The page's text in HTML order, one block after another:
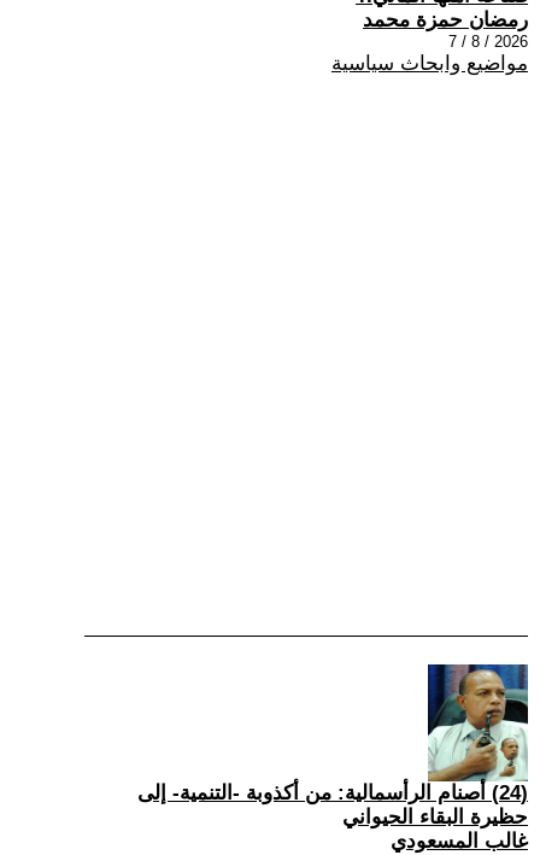
رمضان حمزة محمد
2026 / 8 / 7
مواضيع وابحاث سياسية
(24) أصنام الرأسمالية: من أكذوبة -التنمية- إلى
حظيرة البقاء الحيواني
غالب المسعودي